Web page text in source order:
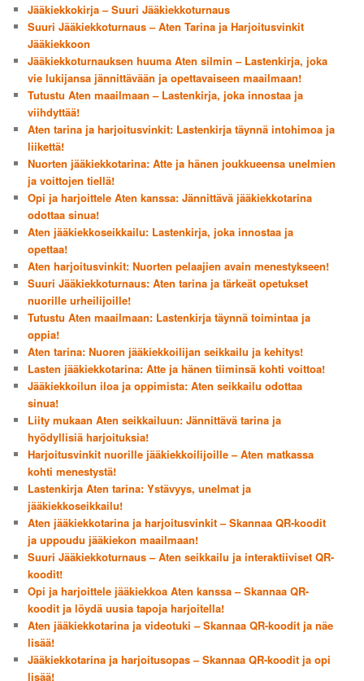
Jääkiekkokirja – Suuri Jääkiekkoturnaus
Suuri Jääkiekkoturnaus – Aten Tarina ja Harjoitusvinkit
Jääkiekkoon
Jääkiekkoturnauksen huuma Aten silmin – Lastenkirja, joka
vie lukijansa jännittävään ja opettavaiseen maailmaan!
Tutustu Aten maailmaan – Lastenkirja, joka innostaa ja
viihdyttää!
Aten tarina ja harjoitusvinkit: Lastenkirja täynnä intohimoa ja
liikettä!
Nuorten jääkiekkotarina: Atte ja hänen joukkueensa unelmien
ja voittojen tiellä!
Opi ja harjoittele Aten kanssa: Jännittävä jääkiekkotarina
odottaa sinua!
Aten jääkiekkoseikkailu: Lastenkirja, joka innostaa ja
opettaa!
Aten harjoitusvinkit: Nuorten pelaajien avain menestykseen!
Suuri Jääkiekkoturnaus: Aten tarina ja tärkeät opetukset
nuorille urheilijoille!
Tutustu Aten maailmaan: Lastenkirja täynnä toimintaa ja
oppia!
Aten tarina: Nuoren jääkiekkoilijan seikkailu ja kehitys!
Lasten jääkiekkotarina: Atte ja hänen tiiminsä kohti voittoa!
Jääkiekkoilun iloa ja oppimista: Aten seikkailu odottaa
sinua!
Liity mukaan Aten seikkailuun: Jännittävä tarina ja
hyödyllisiä harjoituksia!
Harjoitusvinkit nuorille jääkiekkoilijoille – Aten matkassa
kohti menestystä!
Lastenkirja Aten tarina: Ystävyys, unelmat ja
jääkiekkoseikkailu!
Aten jääkiekkotarina ja harjoitusvinkit – Skannaa QR-koodit
ja uppoudu jääkiekon maailmaan!
Suuri Jääkiekkoturnaus – Aten seikkailu ja interaktiiviset QR-
koodit!
Opi ja harjoittele jääkiekkoa Aten kanssa – Skannaa QR-
koodit ja löydä uusia tapoja harjoitella!
Aten jääkiekkotarina ja videotuki – Skannaa QR-koodit ja näe
lisää!
Jääkiekkotarina ja harjoitusopas – Skannaa QR-koodit ja opi
lisää!